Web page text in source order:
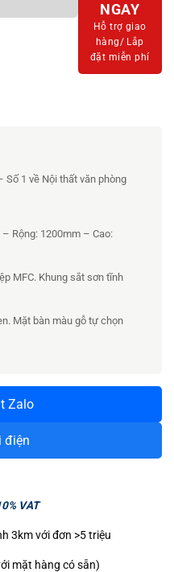
NGAY
Hỗ trợ giao
hàng/ Lắp
đặt miễn phí
Số 1 về Nội thất văn phòng
Rộng: 1200mm – Cao:
MFC. Khung sắt sơn tĩnh
Mặt bàn màu gỗ tự chọn
Zalo
điện
VAT
3km với đơn >5 triệu
mặt hàng có sẵn)